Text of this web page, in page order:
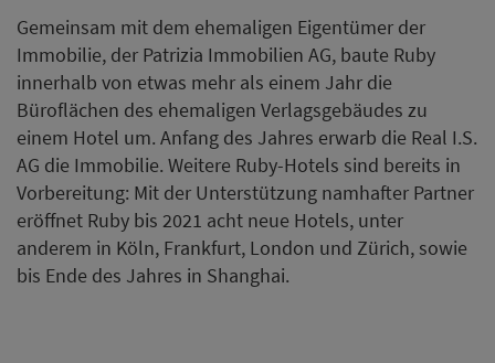
Gemeinsam mit dem ehemaligen Eigentümer der
Immobilie, der Patrizia Immobilien AG, baute Ruby
innerhalb von etwas mehr als einem Jahr die
Büroflächen des ehemaligen Verlagsgebäudes zu
einem Hotel um. Anfang des Jahres erwarb die Real I.S.
AG die Immobilie. Weitere Ruby-Hotels sind bereits in
Vorbereitung: Mit der Unterstützung namhafter Partner
eröffnet Ruby bis 2021 acht neue Hotels, unter
anderem in Köln, Frankfurt, London und Zürich, sowie
bis Ende des Jahres in Shanghai.